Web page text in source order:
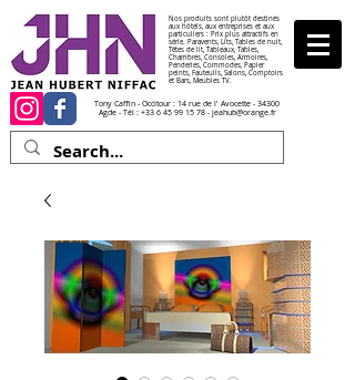
Nos produits sont plutôt destinés
aux hôtels, aux entreprises et aux
particuliers : Prix plus attractifs en
série. Paravents, Lits, Tables de nuit,
Têtes de lit, Tableaux, Tables,
Chambres, Consoles, Armoires,
Penderies, Commodes, Papier
peints, Fauteuils, Salons, Comptoirs
et Bars, Meubles TV.
Tony Caffin - Occitour : 14 rue de l' Avocette - 34300
Agde - Tél : +33 6 45 99 15 78- jeahub@orange.fr